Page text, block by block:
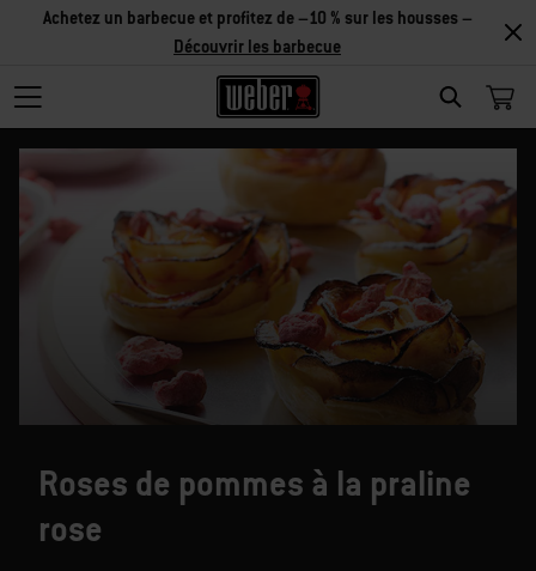
SEARCH
Achetez un barbecue et profitez de –10 % sur les housses –
Découvrir les barbecue
Roses de pommes à la praline
rose